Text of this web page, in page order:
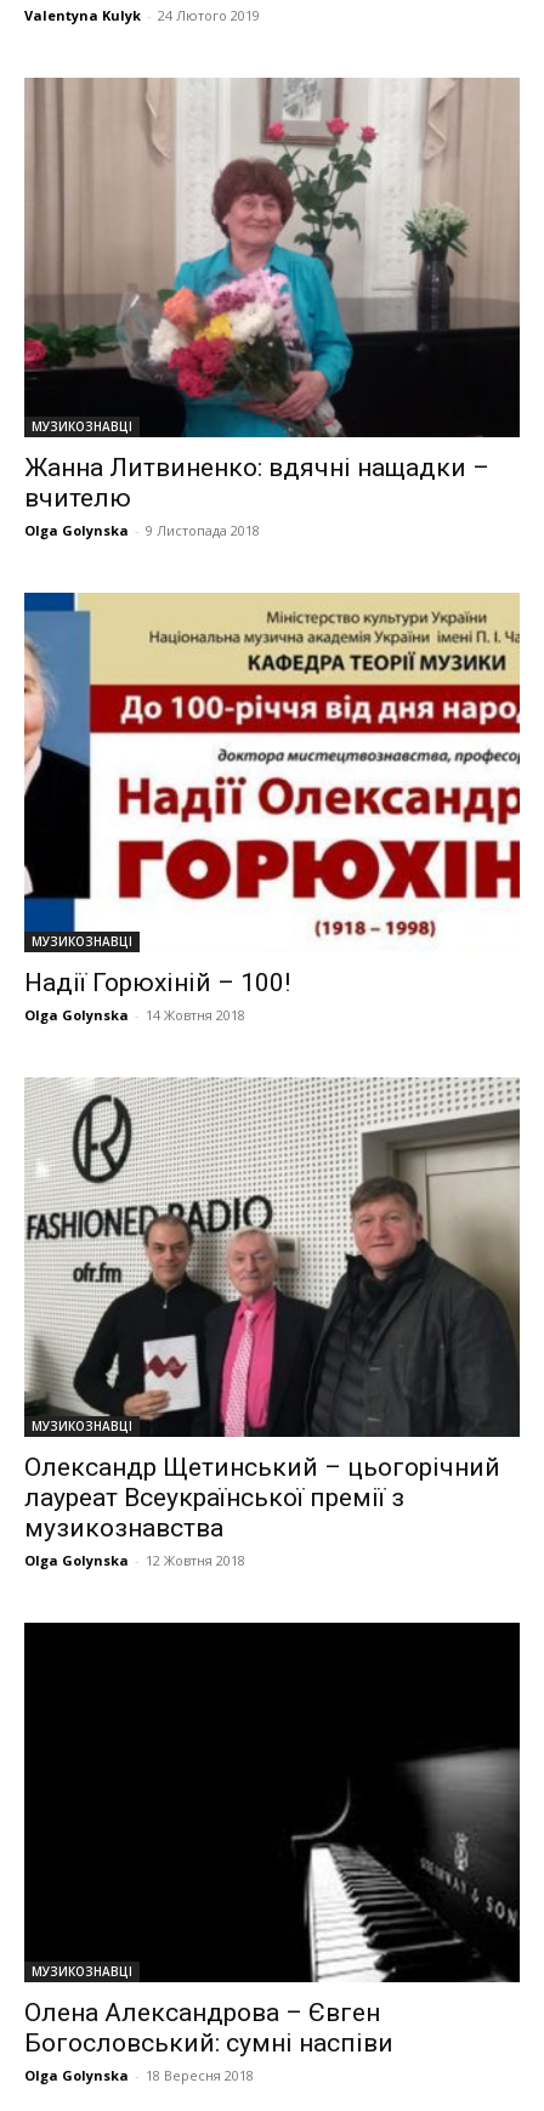
Valentyna Kulyk - 24 Лютого 2019
МУЗИКОЗНАВЦІ
Жанна Литвиненко: вдячні нащадки –
вчителю
Olga Golynska - 9 Листопада 2018
МУЗИКОЗНАВЦІ
Надії Горюхіній – 100!
Olga Golynska - 14 Жовтня 2018
МУЗИКОЗНАВЦІ
Олександр Щетинський – цьогорічний
лауреат Всеукраїнської премії з
музикознавства
Olga Golynska - 12 Жовтня 2018
МУЗИКОЗНАВЦІ
Олена Александрова – Євген
Богословський: сумні наспіви
Olga Golynska - 18 Вересня 2018